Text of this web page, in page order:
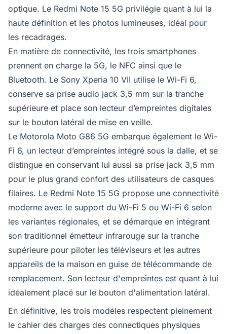
optique. Le Redmi Note 15 5G privilégie quant à lui la
haute définition et les photos lumineuses, idéal pour
les recadrages.
En matière de connectivité, les trois smartphones
prennent en charge la 5G, le NFC ainsi que le
Bluetooth. Le Sony Xperia 10 VII utilise le Wi-Fi 6,
conserve sa prise audio jack 3,5 mm sur la tranche
supérieure et place son lecteur d’empreintes digitales
sur le bouton latéral de mise en veille.
Le Motorola Moto G86 5G embarque également le Wi-
Fi 6, un lecteur d’empreintes intégré sous la dalle, et se
distingue en conservant lui aussi sa prise jack 3,5 mm
pour le plus grand confort des utilisateurs de casques
filaires. Le Redmi Note 15 5G propose une connectivité
moderne avec le support du Wi-Fi 5 ou Wi-Fi 6 selon
les variantes régionales, et se démarque en intégrant
son traditionnel émetteur infrarouge sur la tranche
supérieure pour piloter les téléviseurs et les autres
appareils de la maison en guise de télécommande de
remplacement. Son lecteur d'empreintes est quant à lui
idéalement placé sur le bouton d'alimentation latéral.
En définitive, les trois modèles respectent pleinement
le cahier des charges des connectiques physiques